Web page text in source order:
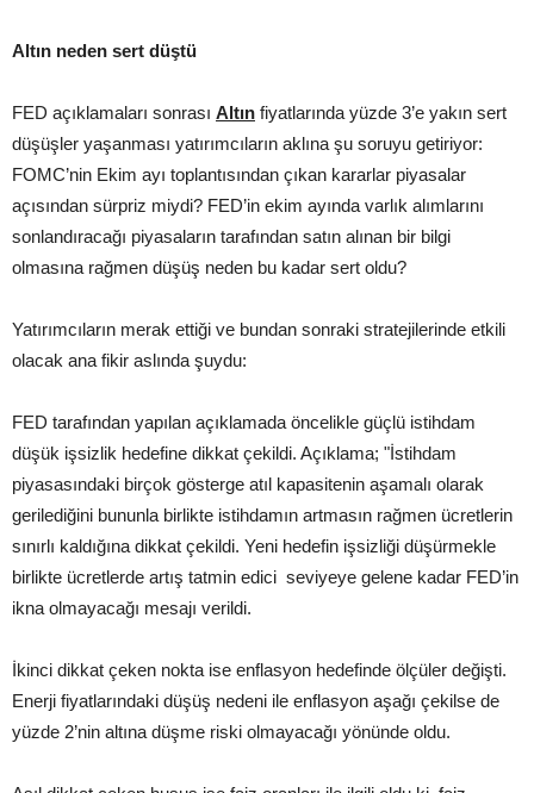
Altın neden sert düştü
FED açıklamaları sonrası Altın fiyatlarında yüzde 3’e yakın sert
düşüşler yaşanması yatırımcıların aklına şu soruyu getiriyor:
FOMC’nin Ekim ayı toplantısından çıkan kararlar piyasalar
açısından sürpriz miydi? FED’in ekim ayında varlık alımlarını
sonlandıracağı piyasaların tarafından satın alınan bir bilgi
olmasına rağmen düşüş neden bu kadar sert oldu?
Yatırımcıların merak ettiği ve bundan sonraki stratejilerinde etkili
olacak ana fikir aslında şuydu:
FED tarafından yapılan açıklamada öncelikle güçlü istihdam
düşük işsizlik hedefine dikkat çekildi. Açıklama; "İstihdam
piyasasındaki birçok gösterge atıl kapasitenin aşamalı olarak
gerilediğini bununla birlikte istihdamın artmasın rağmen ücretlerin
sınırlı kaldığına dikkat çekildi. Yeni hedefin işsizliği düşürmekle
birlikte ücretlerde artış tatmin edici seviyeye gelene kadar FED’in
ikna olmayacağı mesajı verildi.
İkinci dikkat çeken nokta ise enflasyon hedefinde ölçüler değişti.
Enerji fiyatlarındaki düşüş nedeni ile enflasyon aşağı çekilse de
yüzde 2’nin altına düşme riski olmayacağı yönünde oldu.